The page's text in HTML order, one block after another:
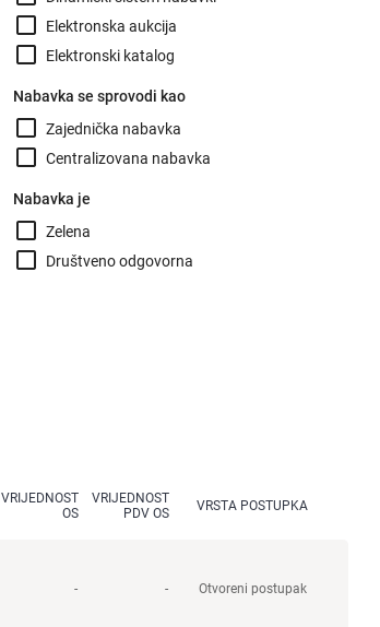
check_box_outline_blank Elektronska aukcija
check_box_outline_blank Elektronski katalog
Nabavka se sprovodi kao
check_box_outline_blank Zajednička nabavka
check_box_outline_blank Centralizovana nabavka
Nabavka je
check_box_outline_blank Zelena
check_box_outline_blank Društveno odgovorna
VRIJEDNOST
OS
VRIJEDNOST
PDV OS
VRSTA POSTUPKA
- - Otvoreni postupak